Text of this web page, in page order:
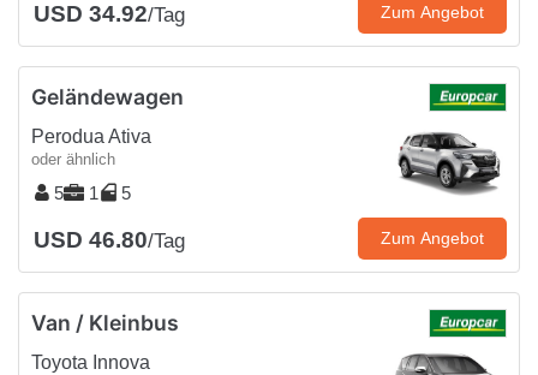
USD 34.92/Tag Zum Angebot
Geländewagen
Perodua Ativa
oder ähnlich
5 1 5
USD 46.80/Tag Zum Angebot
Van / Kleinbus
Toyota Innova